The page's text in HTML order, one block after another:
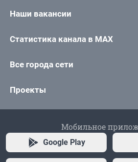
Наши вакансии
Статистика канала в MAX
Все города сети
Проекты
Мобильное
Google Play